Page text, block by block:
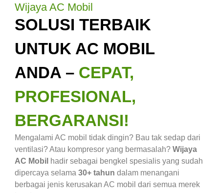
Wijaya AC Mobil
SOLUSI TERBAIK
UNTUK AC MOBIL
ANDA – CEPAT,
PROFESIONAL,
BERGARANSI!
Mengalami AC mobil tidak dingin? Bau tak sedap dari
ventilasi? Atau kompresor yang bermasalah? Wijaya
AC Mobil hadir sebagai bengkel spesialis yang sudah
dipercaya selama 30+ tahun dalam menangani
berbagai jenis kerusakan AC mobil dari semua merek